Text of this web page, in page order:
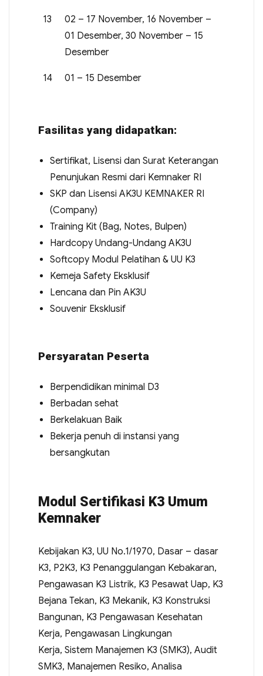
13
02 – 17 November, 16 November –
01 Desember, 30 November – 15
Desember
14 01 – 15 Desember
Fasilitas yang didapatkan:
Sertifikat, Lisensi dan Surat Keterangan
Penunjukan Resmi dari Kemnaker RI
SKP dan Lisensi AK3U KEMNAKER RI
(Company)
Training Kit (Bag, Notes, Bulpen)
Hardcopy Undang-Undang AK3U
Softcopy Modul Pelatihan & UU K3
Kemeja Safety Eksklusif
Lencana dan Pin AK3U
Souvenir Eksklusif
Persyaratan Peserta
Berpendidikan minimal D3
Berbadan sehat
Berkelakuan Baik
Bekerja penuh di instansi yang
bersangkutan
Modul Sertifikasi K3 Umum
Kemnaker
Kebijakan K3, UU No.1/1970, Dasar – dasar
K3, P2K3, K3 Penanggulangan Kebakaran,
Pengawasan K3 Listrik, K3 Pesawat Uap, K3
Bejana Tekan, K3 Mekanik, K3 Konstruksi
Bangunan, K3 Pengawasan Kesehatan
Kerja, Pengawasan Lingkungan
Kerja, Sistem Manajemen K3 (SMK3), Audit
SMK3, Manajemen Resiko, Analisa